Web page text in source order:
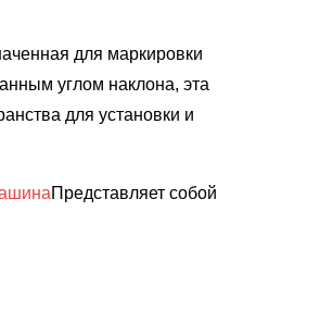
для маркировки
углом наклона, эта
для установки и
Представляет собой